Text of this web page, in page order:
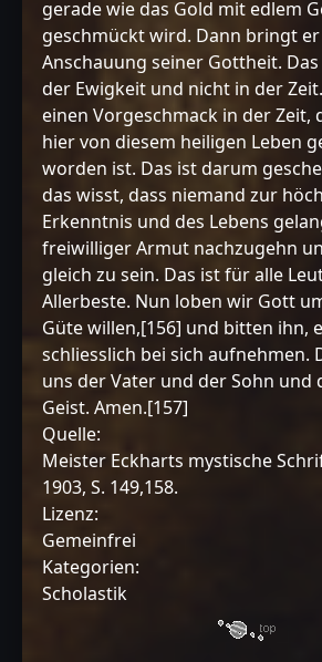
gerade wie das Gold mit edlem
geschmückt wird. Dann bringt er
Anschauung seiner Gottheit.
der Ewigkeit und nicht in der
einen Vorgeschmack in der Zeit,
hier von diesem heiligen Leben
worden ist. Das ist darum
das wisst, dass niemand zur
Erkenntnis und des Lebens
freiwilliger Armut nachzugehn
gleich zu sein. Das ist für alle
Allerbeste. Nun loben wir Gott
Güte willen,[156] und bitten ihn,
schliesslich bei sich aufnehmen.
uns der Vater und der Sohn und
Geist. Amen.[157]
Quelle:
Meister Eckharts mystische
1903, S. 149,158.
Lizenz:
Gemeinfrei
Kategorien:
Scholastik